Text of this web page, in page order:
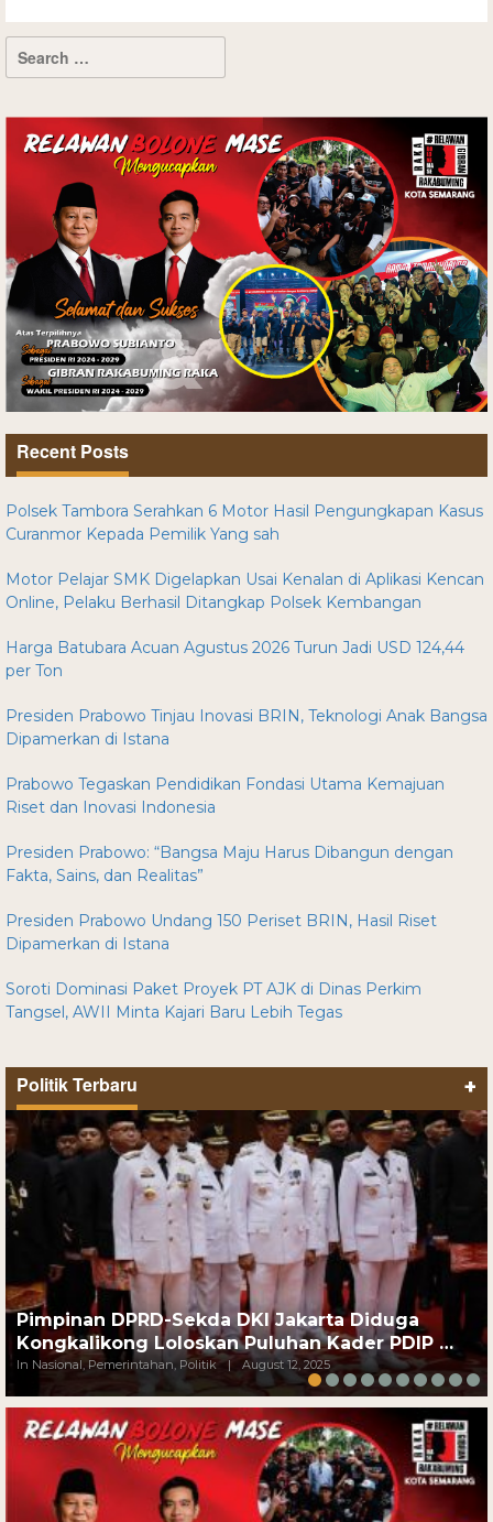
Recent Posts
Polsek Tambora Serahkan 6 Motor Hasil Pengungkapan Kasus
Curanmor Kepada Pemilik Yang sah
Motor Pelajar SMK Digelapkan Usai Kenalan di Aplikasi Kencan
Online, Pelaku Berhasil Ditangkap Polsek Kembangan
Harga Batubara Acuan Agustus 2026 Turun Jadi USD 124,44
per Ton
Presiden Prabowo Tinjau Inovasi BRIN, Teknologi Anak Bangsa
Dipamerkan di Istana
Prabowo Tegaskan Pendidikan Fondasi Utama Kemajuan
Riset dan Inovasi Indonesia
Presiden Prabowo: “Bangsa Maju Harus Dibangun dengan
Fakta, Sains, dan Realitas”
Presiden Prabowo Undang 150 Periset BRIN, Hasil Riset
Dipamerkan di Istana
Soroti Dominasi Paket Proyek PT AJK di Dinas Perkim
Tangsel, AWII Minta Kajari Baru Lebih Tegas
Politik Terbaru +
Pimpinan DPRD-Sekda DKI Jakarta Diduga
Kongkalikong Loloskan Puluhan Kader PDIP …
In Nasional, Pemerintahan, Politik | August 12, 2025